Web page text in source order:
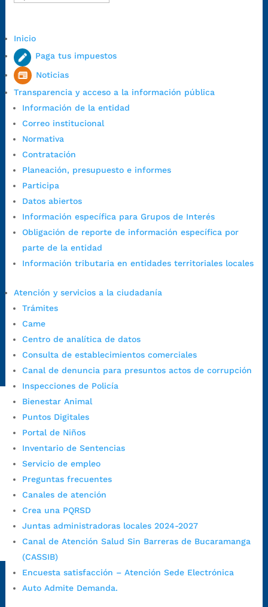
Inicio
Paga tus impuestos
Noticias
Transparencia y acceso a la información pública
Información de la entidad
Correo institucional
Normativa
Contratación
Planeación, presupuesto e informes
Participa
Datos abiertos
Información específica para Grupos de Interés
Obligación de reporte de información específica por
parte de la entidad
Información tributaria en entidades territoriales locales
Atención y servicios a la ciudadanía
Trámites
Came
Centro de analítica de datos
Consulta de establecimientos comerciales
Canal de denuncia para presuntos actos de corrupción
Inspecciones de Policía
Bienestar Animal
Puntos Digitales
Portal de Niños
Inventario de Sentencias
Servicio de empleo
Preguntas frecuentes
Canales de atención
Crea una PQRSD
Juntas administradoras locales 2024-2027
Canal de Atención Salud Sin Barreras de Bucaramanga
(CASSIB)
Encuesta satisfacción – Atención Sede Electrónica
Auto Admite Demanda.
Dirección Fase II:Carrera 11 # 34-52, Bucaramanga, Santander,
Código Postal:
Horario de Atención:
Lunes a jueves de 7:00 a.m. a 12:00 m y de
1:00 p.m. a 5:30 p.m. / viernes jornada continua en el horario de
7:00 a.m. a 5:00 p.m., con 30 minutos de descanso al medio día.
Horario de Atención CAME (Central):
Carrera 12 #16N-84 del barrio Kennedy.
Horario habitual de lunes a viernes en
Teléfono Conmutador:
+57 (607) 633 70 00
Líneagratuita:
+57 (607) 652 55 55
Correo Institucional:
Alcaldía de Bucaramanga
@AlcaldíaBGA
PrensaBucaramanga
Autorización de Tratamiento de Datos Personales |
condiciones de uso|